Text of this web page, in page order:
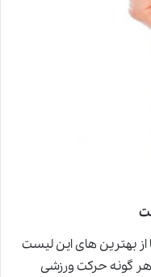
از بهترین های این لیست
گونه حرکت ورزشی